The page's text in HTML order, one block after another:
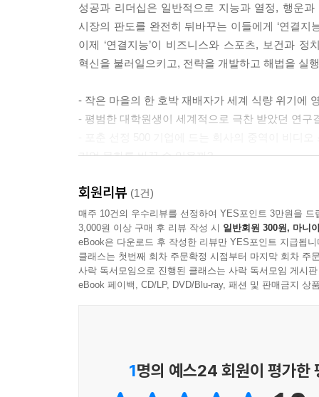
연결지능은 르네상스 시대의 피렌체만큼 유서가
을 받고 많은 경험을 할 수 있었다. 이 덕분에 역사
유명한 그림뿐 아니라 수많은 발명품, 인간 해부
은 지구의 암반층이 서로 어떻게 영향을 끼치며
연결지능은 커다란 비전이나 희망이 있다면 적은
00년 후의 미래에 1,000파운드를 내어놓은 벤저
용기는 용기를 통해 굳건해진다. 어떤 외부적 압
혼란을 완전히 뒤바꿀 강력한 해결책과 연결될 수
최근 스탠퍼드 대학교를 졸업하고 컨설팅 전문업
입었다는 소식을 듣게 된다. 소녀의 이름은 말랄
전개했다.
해 무언가를 깨우칠 기회이기도 했습니다”.15
성공과 리더십은 일반적으로 지능과 열정, 행운
시장의 판도를 완전히 뒤바꾸는 이들에게 ‘연결
이제 ‘연결지능’이 비즈니스와 스포츠, 보건과
혁신을 불러일으키고, 전략을 개발하고 해법을 실
- 작은 마을의 한 호박 재배자가 세계 식량 위기에
- 평범한 대학원생이 세계적으로 극찬 받았던 연구
기업 문화를 바꿀 수 있을까?
- 과학자가 가상현실 게임을 이용해 화상 피해자들
이 모든 것이 ‘가능’하다. 『연결지능』은 세계를
● 평범한 사람들의 아주 특별한 이야기
연결지능은 각박한 현실에 갇혀 꿈을 잃고 방황
회원리뷰 (1건)
매주 10건의 우수리뷰를 선정하여 YES포인트 3만원을 드
3,000원 이상 구매 후 리뷰 작성 시 일반회원 300원, 마니
eBook은 다운로드 후 작성한 리뷰만 YES포인트 지급됩니
클래스는 첫번째 회차 주문확정 시점부터 마지막 회차 주
사락 독서모임으로 진행된 클래스는 사락 독서모임 게시
eBook 페이백, CD/LP, DVD/Blu-ray, 패션 및 판매금지 상
1명의 예스24 회원이 평가한